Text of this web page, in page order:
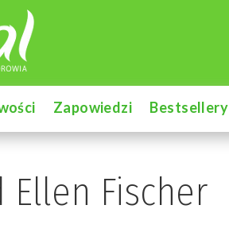
Zapowiedzi Bestsellery
Ellen Fischer